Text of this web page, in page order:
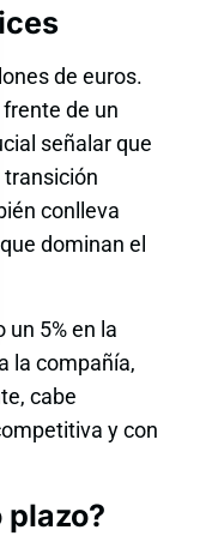
de euros.
de un
señalar que
conlleva
dominan el
5% en la
la compañía,
cabe
y con
plazo?